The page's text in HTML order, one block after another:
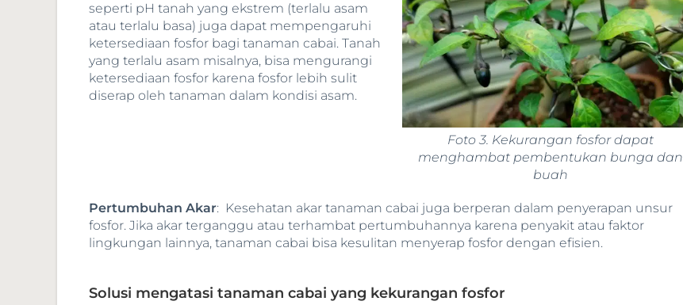
seperti pH tanah yang ekstrem (terlalu asam
atau terlalu basa) juga dapat mempengaruhi
ketersediaan fosfor bagi tanaman cabai. Tanah
yang terlalu asam misalnya, bisa mengurangi
ketersediaan fosfor karena fosfor lebih sulit
diserap oleh tanaman dalam kondisi asam.
Foto 3. Kekurangan fosfor dapat
menghambat pembentukan bunga dan
buah
Pertumbuhan Akar: Kesehatan akar tanaman cabai juga berperan dalam penyerapan unsur
fosfor. Jika akar terganggu atau terhambat pertumbuhannya karena penyakit atau faktor
lingkungan lainnya, tanaman cabai bisa kesulitan menyerap fosfor dengan efisien.
Solusi mengatasi tanaman cabai yang kekurangan fosfor